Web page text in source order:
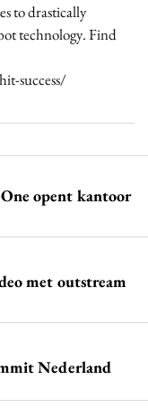
to drastically
technology. Find
success/
opent kantoor
met outstream
Nederland